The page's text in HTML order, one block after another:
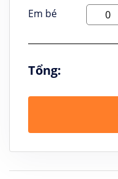
Em bé
Tổng: